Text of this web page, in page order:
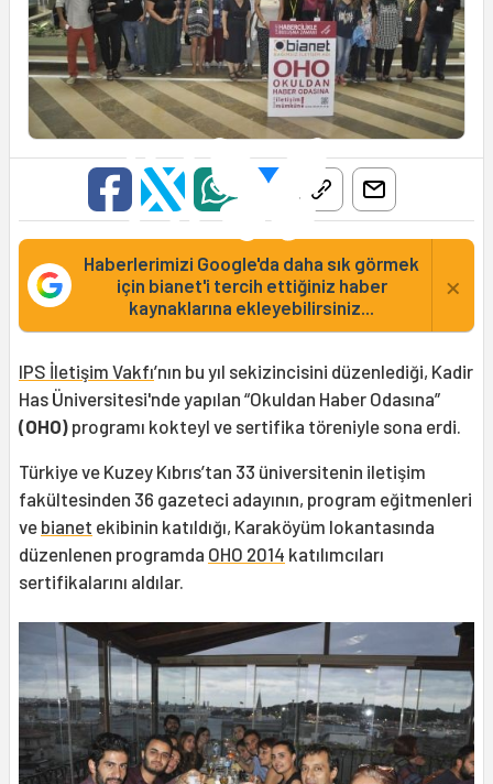
Haberlerimizi Google'da daha sık görmek
için bianet'i tercih ettiğiniz haber
kaynaklarına ekleyebilirsiniz...
×
IPS İletişim Vakfı’nın bu yıl sekizincisini düzenlediği, Kadir
Has Üniversitesi'nde yapılan “Okuldan Haber Odasına”
(OHO) programı kokteyl ve sertifika töreniyle sona erdi.
Türkiye ve Kuzey Kıbrıs’tan 33 üniversitenin iletişim
fakültesinden 36 gazeteci adayının, program eğitmenleri
ve bianet ekibinin katıldığı, Karaköyüm lokantasında
düzenlenen programda OHO 2014 katılımcıları
sertifikalarını aldılar.